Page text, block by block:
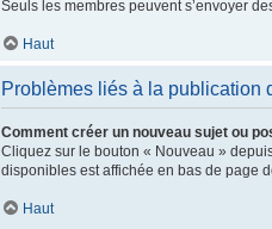
Seuls les membres peuvent s’envoyer
Haut
Problèmes liés à la publication
Comment créer un nouveau sujet ou
Cliquez sur le bouton « Nouveau »
disponibles est affichée en bas de page
Haut